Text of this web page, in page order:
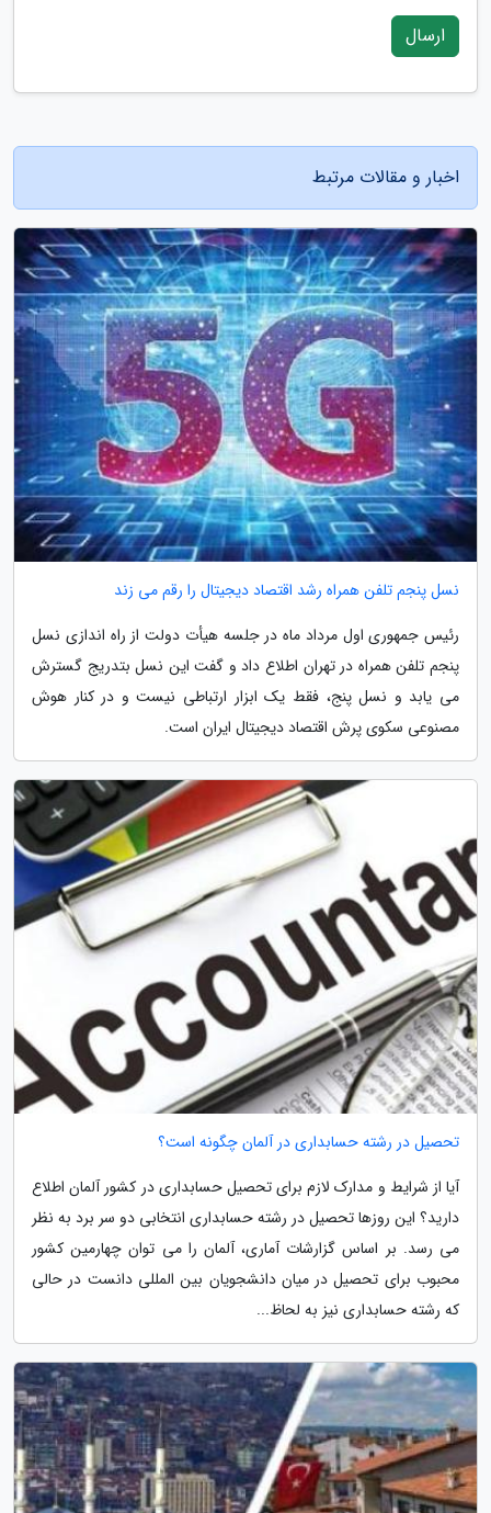
ارسال
اخبار و مقالات مرتبط
نسل پنجم تلفن همراه رشد اقتصاد دیجیتال را رقم می زند
رئیس جمهوری اول مرداد ماه در جلسه هیأت دولت از راه اندازی نسل
پنجم تلفن همراه در تهران اطلاع داد و گفت این نسل بتدریج گسترش
می یابد و نسل پنج، فقط یک ابزار ارتباطی نیست و در کنار هوش
مصنوعی سکوی پرش اقتصاد دیجیتال ایران است.
تحصیل در رشته حسابداری در آلمان چگونه است؟
آیا از شرایط و مدارک لازم برای تحصیل حسابداری در کشور آلمان اطلاع
دارید؟ این روزها تحصیل در رشته حسابداری انتخابی دو سر برد به نظر
می رسد. بر اساس گزارشات آماری، آلمان را می توان چهارمین کشور
محبوب برای تحصیل در میان دانشجویان بین المللی دانست در حالی
که رشته حسابداری نیز به لحاظ...